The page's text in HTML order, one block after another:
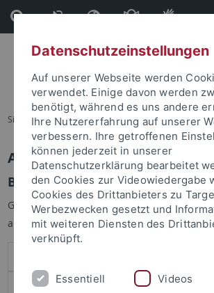
Direkt
zum
Inhalt
Direkt
zur
Fußleiste
Sie sind hier: Startseite
Anmelden
Benutzeranmeldung
Geben Sie Ihren Benutzernamen und Ihr
anzumelden:
Datenschutzeinstellungen
Auf unserer Webseite werden
verwendet. Einige davon werden
benötigt, während es uns andere
Ihre Nutzererfahrung auf unserer
verbessern. Ihre getroffenen
können jederzeit in unserer
Datenschutzerklärung bearbeitet
den Cookies zur Videowiedergabe
Cookies des Drittanbieters zu
Werbezwecken gesetzt und
mit weiteren Diensten des
verknüpft.
Essentiell Videos